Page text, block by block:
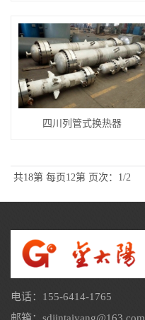
四川列管式换热器
共18第 每页12第 页次：1/2
电话：155-6414-1765
邮箱：sdjintaiyang@163.com